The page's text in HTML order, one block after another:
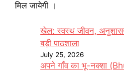
मिल जायेगी ।
खेल: स्वस्थ जीवन,
बड़ी पाठशाला
July 25, 2026
अपने गाँव का भू-नक्शा